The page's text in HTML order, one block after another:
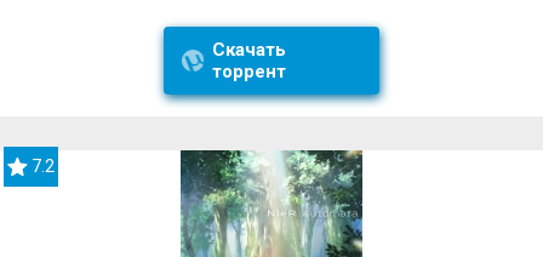
Скачать
торрент
7.2